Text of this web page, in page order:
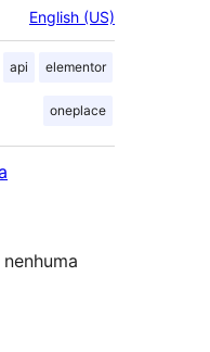
English (US)
api elementor
oneplace